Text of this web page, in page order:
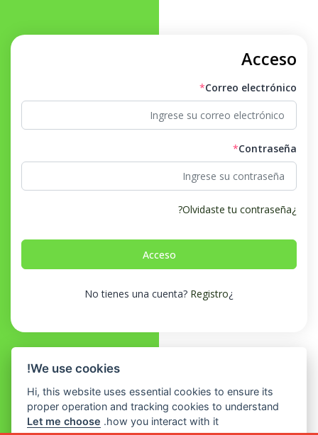
Acceso
Correo electrónico
*
Contraseña
*
¿Olvidaste tu contraseña?
¿No tienes una cuenta?
Registro
We use cookies!
Hi, this website uses essential cookies to ensure its
proper operation and tracking cookies to understand
how you interact with it.
Let me choose